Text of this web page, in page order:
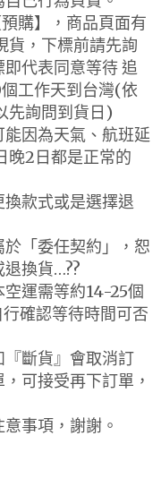
購】，商品頁面有
貨，下標前請先詢
代表同意等待 追
工作天到台灣(依
先詢問到貨日)
因為天氣、航班延
晚2日都是正常的
款式或是選擇退
「委任契約」，恕
換貨…??
運需等約14-25個
確認等待時間可否
斷貨』會取消訂
可接受再下訂單，
事項，謝謝。